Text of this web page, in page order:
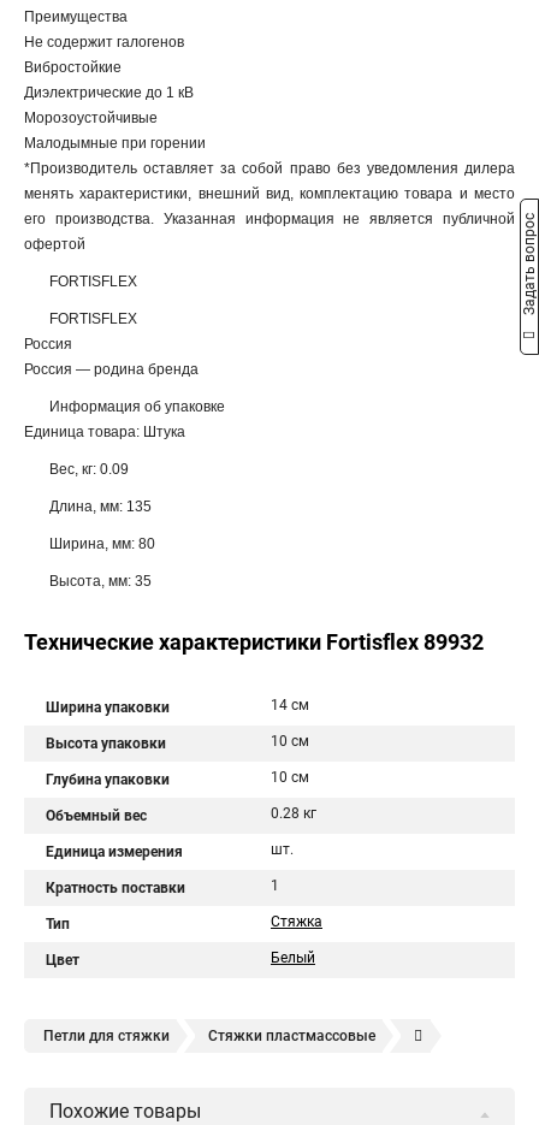
Преимущества
Не содержит галогенов
Вибростойкие
Диэлектрические до 1 кВ
Морозоустойчивые
Малодымные при горении
*Производитель оставляет за собой право без уведомления дилера
менять характеристики, внешний вид, комплектацию товара и место
его производства. Указанная информация не является публичной
офертой
FORTISFLEX
FORTISFLEX
Россия
Россия — родина бренда
Информация об упаковке
Единица товара: Штука
Вес, кг: 0.09
Длина, мм: 135
Ширина, мм: 80
Высота, мм: 35
Технические характеристики Fortisflex 89932
Ширина упаковки 14 см
Высота упаковки 10 см
Глубина упаковки 10 см
Объемный вес 0.28 кг
Единица измерения шт.
Кратность поставки 1
Тип Стяжка
Цвет Белый
Петли для стяжки Стяжки пластмассовые
Стяжки зажим Хомут стяжка нейлоновая купить в
Похожие товары
Задать вопрос